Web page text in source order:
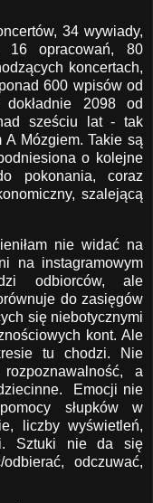
34 wywiady,
16 opracowań, 80
koncertach,
600 wpisów od
dokładnie 2098 od
sześciu lat - tak
Mózgiem. Takie są
o kolejne
pokonania, coraz
szalejącą
nie widać na
na instagramowym
odbiorców, ale
do zasięgów
się niebotycznymi
kont. Ale
tu chodzi. Nie
a
Emocji nie
słupków w
liczby wyświetleń,
Sztuki nie da się
odczuwać,